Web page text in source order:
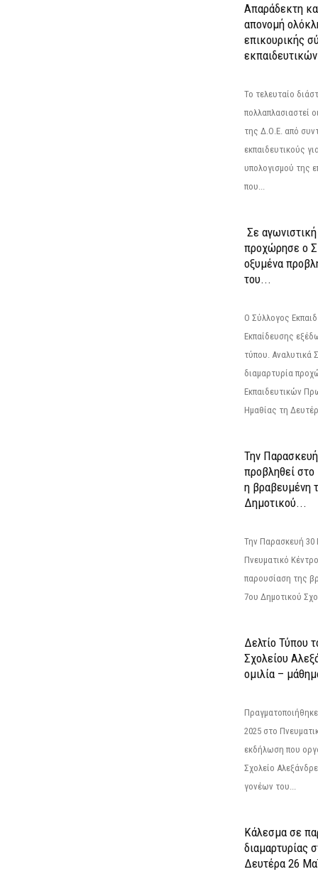
Απαράδεκτη
απονομή
επικουρικής
εκπαιδευτικών
Το τελευταίο
πολλαπλασιαστεί
της Δ.Ο.Ε. από
εκπαιδευτικούς
υπολογισμού της
που...
Σε
προχώρησε ο
οξυμένα
του...
Ο Σύλλογος
Εκπαίδευσης
τύπου. Αναλυτικά
διαμαρτυρία
Εκπαιδευτικών
Ημαθίας τη
Την
προβληθεί
η βραβευμένη
Δημοτικού...
Την Παρασκευή 30
Πνευματικό
παρουσίαση της
7ου Δημοτικού
Δελτίο Τύπου
Σχολείου
ομιλία –
2025 στο
εκδήλωση που
Σχολείο
γονέων του...
Κάλεσμα σε
διαμαρτυρίας
Δευτέρα 26